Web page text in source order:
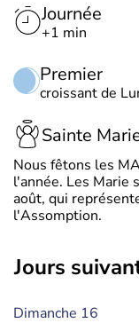
Journée
+1 min
Premier
croissant de
Sainte
Nous fêtons les
l'année. Les
août, qui
l'Assomption.
jours
Dimanche 16